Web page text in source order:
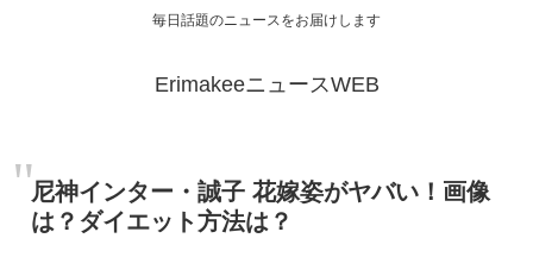
毎日話題のニュースをお届けします
ErimakeeニュースWEB
尼神インター・誠子 花嫁姿がヤバい！画像
は？ダイエット方法は？